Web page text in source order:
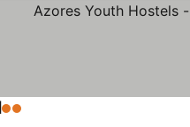
2 Sterne